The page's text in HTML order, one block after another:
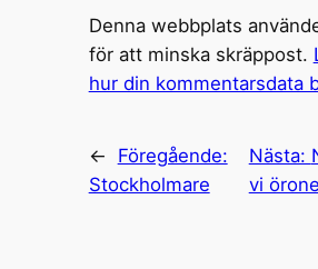
Denna webbplats
för att minska skräppost.
hur din kommentarsdata
←
Föregående:
Stockholmare
Nästa:
vi